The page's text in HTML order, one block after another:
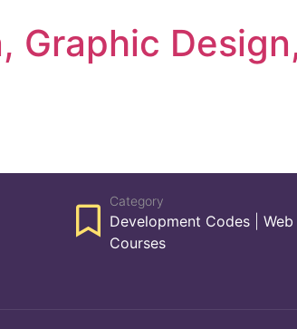
Graphic
Category
Development Codes
Courses